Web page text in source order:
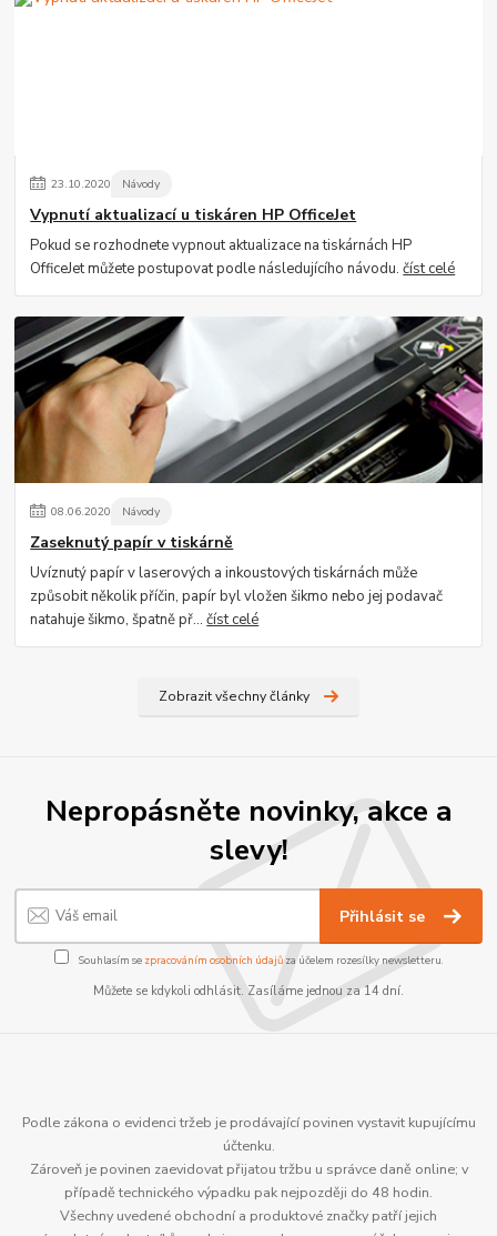
23.10.2020 Návody
Vypnutí aktualizací u tiskáren HP OfficeJet
Pokud se rozhodnete vypnout aktualizace na tiskárnách HP
OfficeJet můžete postupovat podle následujícího návodu.číst celé
08.06.2020 Návody
Zaseknutý papír v tiskárně
Uvíznutý papír v laserových a inkoustových tiskárnách může
způsobit několik příčin, papír byl vložen šikmo nebo jej podavač
natahuje šikmo, špatně př...číst celé
Zobrazit všechny články
Nepropásněte novinky, akce a
slevy!
Přihlásit se
Souhlasím se zpracováním osobních údajůza účelem rozesílky newsletteru.
Můžete se kdykoli odhlásit. Zasíláme jednou za 14 dní.
Podle zákona o evidenci tržeb je prodávající povinen vystavit kupujícímu
účtenku.
Zároveň je povinen zaevidovat přijatou tržbu u správce daně online; v
případě technického výpadku pak nejpozději do 48 hodin.
Všechny uvedené obchodní a produktové značky patří jejich